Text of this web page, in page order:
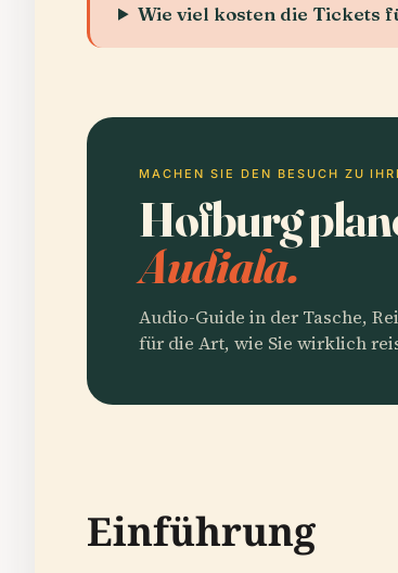
Wie viel kosten die Tickets
MACHEN SIE DEN BESUCH ZU
Hofburg
Audiala.
Audio-Guide in der Tasche,
für die Art, wie Sie wirklich
Einführung